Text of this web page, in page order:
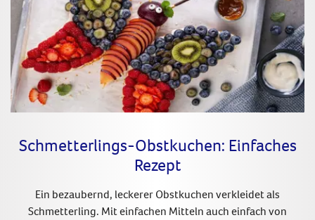
Schmetterlings-Obstkuchen: Einfaches
Rezept
Ein bezaubernd, leckerer Obstkuchen verkleidet als
Schmetterling. Mit einfachen Mitteln auch einfach von